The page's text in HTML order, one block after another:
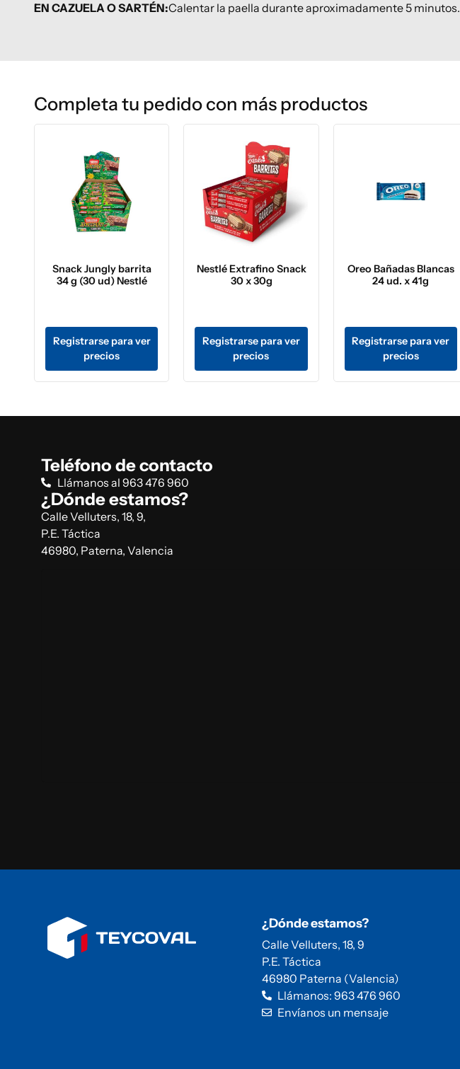
EN CAZUELA O SARTÉN:Calentar la paella durante aproximadamente 5 minutos.
Completa tu pedido con más productos
Snack Jungly barrita
34 g (30 ud) Nestlé
Registrarse para ver
precios
Nestlé Extrafino Snack
30 x 30g
Registrarse para ver
precios
Oreo Bañadas Blancas
24 ud. x 41g
Registrarse para ver
precios
Teléfono de contacto
Llámanos al 963 476 960
¿Dónde estamos?
Calle Velluters, 18, 9,
P.E. Táctica
46980, Paterna, Valencia
¿Dónde estamos?
Calle Velluters, 18, 9
P.E. Táctica
46980 Paterna (Valencia)
Llámanos: 963 476 960
Envíanos un mensaje